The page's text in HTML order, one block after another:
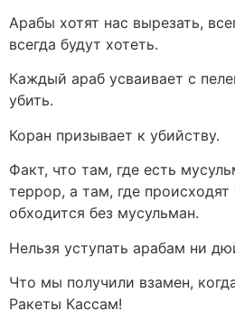
Арабы хотят нас вырезать,
всегда будут хотеть.
Каждый араб усваивает с
убить.
Коран призывает к убийству.
Факт, что там, где есть
террор, а там, где происходят
обходится без мусульман.
Нельзя уступать арабам ни
Что мы получили взамен,
Ракеты Кассам!